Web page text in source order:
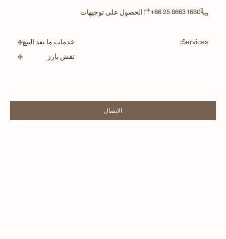
+86 25 8663 1680 الحصول على توجيهات
Services:
خدمات ما بعد البيع
نقش بارز
الاتصالLINK OPENS IN NEW TAB